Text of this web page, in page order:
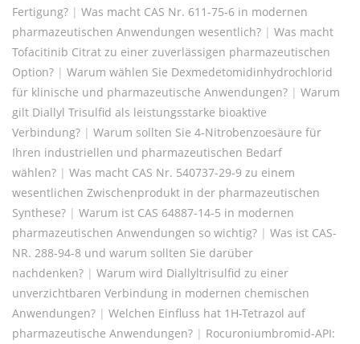
Fertigung? | Was macht CAS Nr. 611-75-6 in modernen
pharmazeutischen Anwendungen wesentlich? | Was macht
Tofacitinib Citrat zu einer zuverlässigen pharmazeutischen
Option? | Warum wählen Sie Dexmedetomidinhydrochlorid
für klinische und pharmazeutische Anwendungen? | Warum
gilt Diallyl Trisulfid als leistungsstarke bioaktive
Verbindung? | Warum sollten Sie 4-Nitrobenzoesäure für
Ihren industriellen und pharmazeutischen Bedarf
wählen? | Was macht CAS Nr. 540737-29-9 zu einem
wesentlichen Zwischenprodukt in der pharmazeutischen
Synthese? | Warum ist CAS 64887-14-5 in modernen
pharmazeutischen Anwendungen so wichtig? | Was ist CAS-
NR. 288-94-8 und warum sollten Sie darüber
nachdenken? | Warum wird Diallyltrisulfid zu einer
unverzichtbaren Verbindung in modernen chemischen
Anwendungen? | Welchen Einfluss hat 1H-Tetrazol auf
pharmazeutische Anwendungen? | Rocuroniumbromid-API: